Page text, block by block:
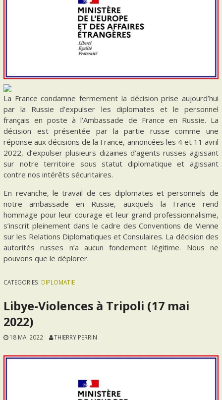
La France condamne fermement la décision prise aujourd’hui
par la Russie d’expulser les diplomates et le personnel
français en poste à l’Ambassade de France en Russie. La
décision est présentée par la partie russe comme une
réponse aux décisions de la France, annoncées les 4 et 11 avril
2022, d’expulser plusieurs dizaines d’agents russes agissant
sur notre territoire sous statut diplomatique et agissant
contre nos intérêts sécuritaires.
En revanche, le travail de ces diplomates et personnels de
notre ambassade en Russie, auxquels la France rend
hommage pour leur courage et leur grand professionnalisme,
s’inscrit pleinement dans le cadre des Conventions de Vienne
sur les Relations Diplomatiques et Consulaires. La décision des
autorités russes n’a aucun fondement légitime. Nous ne
pouvons que le déplorer.
CATEGORIES: DIPLOMATIE
Libye-Violences à Tripoli (17 mai
2022)
18 MAI 2022 THIERRY PERRIN